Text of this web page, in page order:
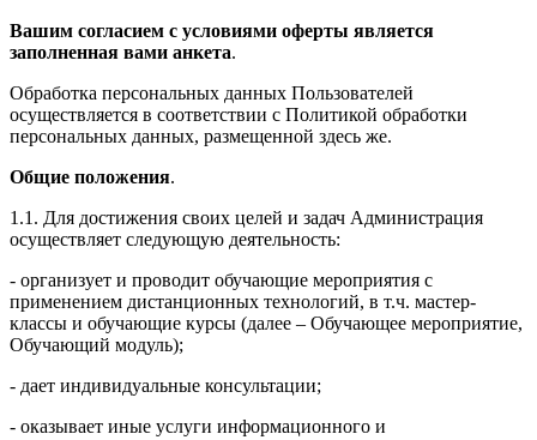
Вашим согласием с условиями оферты является
заполненная вами анкета.
Обработка персональных данных Пользователей
осуществляется в соответствии с Политикой обработки
персональных данных, размещенной здесь же.
Общие положения.
1.1. Для достижения своих целей и задач Администрация
осуществляет следующую деятельность:
- организует и проводит обучающие мероприятия с
применением дистанционных технологий, в т.ч. мастер-
классы и обучающие курсы (далее – Обучающее мероприятие,
Обучающий модуль);
- дает индивидуальные консультации;
- оказывает иные услуги информационного и